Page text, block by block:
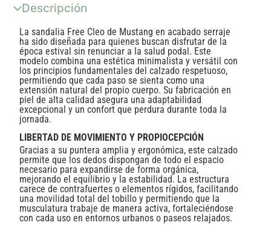
Descripción
La sandalia Free Cleo de Mustang en acabado serraje
ha sido diseñada para quienes buscan disfrutar de la
época estival sin renunciar a la salud podal. Este
modelo combina una estética minimalista y versátil con
los principios fundamentales del calzado respetuoso,
permitiendo que cada paso se sienta como una
extensión natural del propio cuerpo. Su fabricación en
piel de alta calidad asegura una adaptabilidad
excepcional y un confort que perdura durante toda la
jornada.
LIBERTAD DE MOVIMIENTO Y PROPIOCEPCIÓN
Gracias a su puntera amplia y ergonómica, este calzado
permite que los dedos dispongan de todo el espacio
necesario para expandirse de forma orgánica,
mejorando el equilibrio y la estabilidad. La estructura
carece de contrafuertes o elementos rígidos, facilitando
una movilidad total del tobillo y permitiendo que la
musculatura trabaje de manera activa, fortaleciéndose
con cada uso en entornos urbanos o paseos relajados.